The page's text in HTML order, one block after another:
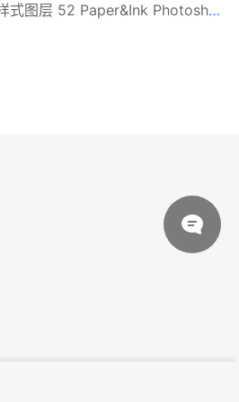
层 52 Paper&Ink Photoshop Styles